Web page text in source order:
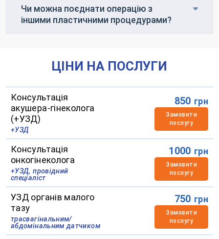
Чи можна поєднати операцію з
іншими пластичними процедурами?
ЦІНИ НА ПОСЛУГИ
Консультація
акушера-гінеколога
(+УЗД)
+УЗД
850 грн
Замовити
послугу
Консультація
онкогінеколога
+УЗД, провідний
спеціаліст
1000 грн
Замовити
послугу
УЗД органів малого
тазу
трасвагінальним/
абдомінальним датчиком
750 грн
Замовити
послугу